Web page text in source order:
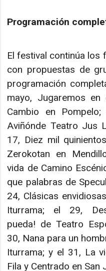
Programación
El festival continúa los
con propuestas de
programación
mayo, Jugaremos
Cambio en
Aviñónde Teatro Jus
17, Diez mil
Zerokotan en
vida de Camino
que palabras de
24, Clásicas
Iturrama; el 29,
pueda! de Teatro
30, Nana para un
Iturrama; y el 31, La
Fila y Centrado en San